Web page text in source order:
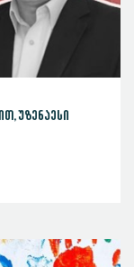
უზენაესი